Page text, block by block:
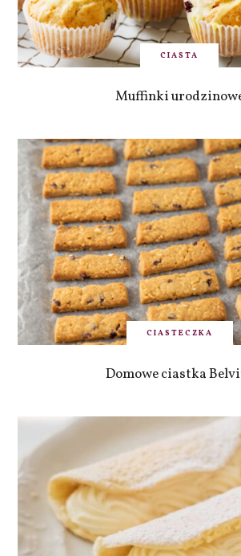
CIASTA
Muffinki
CIASTECZKA
Domowe ciastka